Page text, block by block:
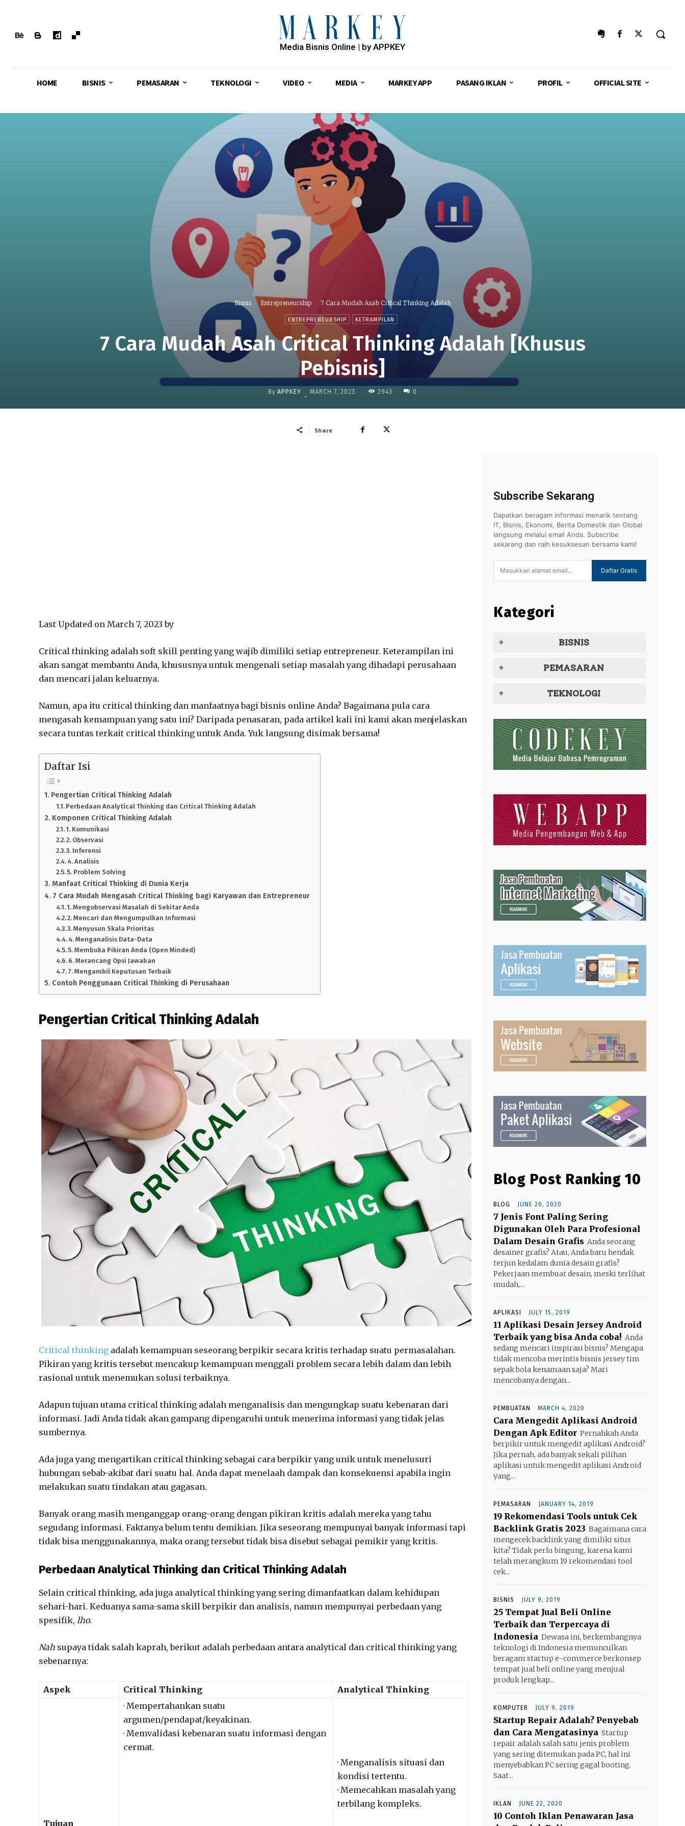
Media Bisnis Online | by APPKEY
HOME BISNIS PEMASARAN TEKNOLOGI VIDEO MEDIA MARKEY APP PASANG IKLAN PROFIL OFFICIAL SITE
Bisnis Entrepreneurship 7 Cara Mudah Asah Critical Thinking Adalah
ENTREPRENEURSHIP KETRAMPILAN
7 Cara Mudah Asah Critical Thinking Adalah [Khusus
Pebisnis]
By APPKEY - MARCH 7, 2023 2943 0
Share
Last Updated on March 7, 2023 by
Critical thinking adalah soft skill penting yang wajib dimiliki setiap entrepreneur. Keterampilan ini
akan sangat membantu Anda, khususnya untuk mengenali setiap masalah yang dihadapi perusahaan
dan mencari jalan keluarnya.
Namun, apa itu critical thinking dan manfaatnya bagi bisnis online Anda? Bagaimana pula cara
mengasah kemampuan yang satu ini? Daripada penasaran, pada artikel kali ini kami akan menjelaskan
secara tuntas terkait critical thinking untuk Anda. Yuk langsung disimak bersama!
Daftar Isi
Pengertian Critical Thinking Adalah
Perbedaan Analytical Thinking dan Critical Thinking Adalah
Komponen Critical Thinking Adalah
1. Komunikasi
2. Observasi
3. Inferensi
4. Analisis
5. Problem Solving
Manfaat Critical Thinking di Dunia Kerja
7 Cara Mudah Mengasah Critical Thinking bagi Karyawan dan Entrepreneur
1. Mengobservasi Masalah di Sekitar Anda
2. Mencari dan Mengumpulkan Informasi
3. Menyusun Skala Prioritas
4. Menganalisis Data-Data
5. Membuka Pikiran Anda (Open Minded)
6. Merancang Opsi Jawaban
7. Mengambil Keputusan Terbaik
Contoh Penggunaan Critical Thinking di Perusahaan
Pengertian Critical Thinking Adalah
Critical thinking adalah kemampuan seseorang berpikir secara kritis terhadap suatu permasalahan.
Pikiran yang kritis tersebut mencakup kemampuan menggali problem secara lebih dalam dan lebih
rasional untuk menemukan solusi terbaiknya.
Adapun tujuan utama critical thinking adalah menganalisis dan mengungkap suatu kebenaran dari
informasi. Jadi Anda tidak akan gampang dipengaruhi untuk menerima informasi yang tidak jelas
sumbernya.
Ada juga yang mengartikan critical thinking sebagai cara berpikir yang unik untuk menelusuri
hubungan sebab-akibat dari suatu hal. Anda dapat menelaah dampak dan konsekuensi apabila ingin
melakukan suatu tindakan atau gagasan.
Banyak orang masih menganggap orang-orang dengan pikiran kritis adalah mereka yang tahu
segudang informasi. Faktanya belum tentu demikian. Jika seseorang mempunyai banyak informasi tapi
tidak bisa menggunakannya, maka orang tersebut tidak bisa disebut sebagai pemikir yang kritis.
Perbedaan Analytical Thinking dan Critical Thinking Adalah
Selain critical thinking, ada juga analytical thinking yang sering dimanfaatkan dalam kehidupan
sehari-hari. Keduanya sama-sama skill berpikir dan analisis, namun mempunyai perbedaan yang
spesifik, lho.
Nah supaya tidak salah kaprah, berikut adalah perbedaan antara analytical dan critical thinking yang
sebenarnya:
Aspek Critical Thinking Analytical Thinking
Tujuan
· Mempertahankan suatu
argumen/pendapat/keyakinan.
· Memvalidasi kebenaran suatu informasi dengan
cermat.
· Menganalisis situasi dan
kondisi tertentu.
· Memecahkan masalah yang
terbilang kompleks.
Subscribe Sekarang
Dapatkan beragam informasi menarik tentang
IT, Bisnis, Ekonomi, Berita Domestik dan Global
langsung melalui email Anda. Subscribe
sekarang dan raih kesuksesan bersama kami!
Daftar Gratis
Kategori
BISNIS
PEMASARAN
TEKNOLOGI
Blog Post Ranking 10
BLOG JUNE 20, 2020
7 Jenis Font Paling Sering
Digunakan Oleh Para Profesional
Dalam Desain Grafis Anda seorang
desainer grafis? Atau, Anda baru hendak
terjun kedalam dunia desain grafis?
Pekerjaan membuat desain, meski terlihat
mudah,...
APLIKASI JULY 15, 2019
11 Aplikasi Desain Jersey Android
Terbaik yang bisa Anda coba! Anda
sedang mencari inspirasi bisnis? Mengapa
tidak mencoba merintis bisnis jersey tim
sepak bola kenamaan saja? Mari
mencobanya dengan...
PEMBUATAN MARCH 4, 2020
Cara Mengedit Aplikasi Android
Dengan Apk Editor Pernahkah Anda
berpikir untuk mengedit aplikasi Android?
Jika pernah, ada banyak sekali pilihan
aplikasi untuk mengedit aplikasi Android
yang...
PEMASARAN JANUARY 14, 2019
19 Rekomendasi Tools untuk Cek
Backlink Gratis 2023 Bagaimana cara
mengecek backlink yang dimiliki situs
kita? Tidak perlu bingung, karena kami
telah merangkum 19 rekomendasi tool
cek...
BISNIS JULY 9, 2019
25 Tempat Jual Beli Online
Terbaik dan Terpercaya di
Indonesia Dewasa ini, berkembangnya
teknologi di Indonesia memunculkan
beragam startup e-commerce berkonsep
tempat jual beli online yang menjual
produk lengkap...
KOMPUTER JULY 9, 2019
Startup Repair Adalah? Penyebab
dan Cara Mengatasinya Startup
repair adalah salah satu jenis problem
yang sering ditemukan pada PC, hal ini
menyebabkan PC sering gagal booting.
Saat...
IKLAN JUNE 22, 2020
10 Contoh Iklan Penawaran Jasa